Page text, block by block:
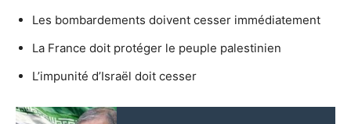
Les bombardements doivent cesser immédiatement
La France doit protéger le peuple palestinien
L’impunité d’Israël doit cesser